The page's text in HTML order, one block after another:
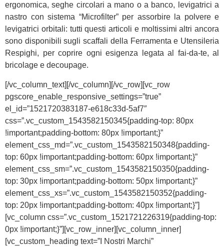
ergonomica, seghe circolari a mano o a banco, levigatrici a
nastro con sistema “Microfilter” per assorbire la polvere e
levigatrici orbitali: tutti questi articoli e moltissimi altri ancora
sono disponibili sugli scaffali della Ferramenta e Utensileria
Respighi, per coprire ogni esigenza legata al fai-da-te, al
bricolage e decoupage.
[/vc_column_text][/vc_column][/vc_row][vc_row
pgscore_enable_responsive_settings=”true”
el_id=”1521720383187-e618c33d-5af7″
css=”.vc_custom_1543582150345{padding-top: 80px
!important;padding-bottom: 80px !important;}”
element_css_md=”.vc_custom_1543582150348{padding-
top: 60px !important;padding-bottom: 60px !important;}”
element_css_sm=”.vc_custom_1543582150350{padding-
top: 30px !important;padding-bottom: 50px !important;}”
element_css_xs=”.vc_custom_1543582150352{padding-
top: 20px !important;padding-bottom: 40px !important;}”]
[vc_column css=”.vc_custom_1521721226319{padding-top:
0px !important;}”][vc_row_inner][vc_column_inner]
[vc_custom_heading text=”I Nostri Marchi”